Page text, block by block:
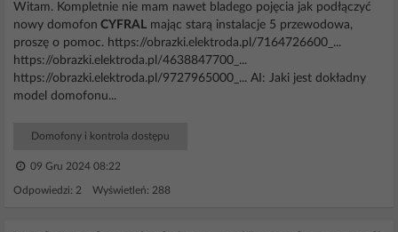
Witam. Kompletnie nie mam nawet bladego pojęcia jak podłączyć
nowy domofon CYFRAL mając starą instalacje 5 przewodowa,
proszę o pomoc. https://obrazki.elektroda.pl/7164726600_...
https://obrazki.elektroda.pl/4638847700_...
https://obrazki.elektroda.pl/9727965000_... AI: Jaki jest dokładny
model domofonu...
Domofony i kontrola dostępu
09 Gru 2024 08:22
Odpowiedzi: 2 Wyświetleń: 288